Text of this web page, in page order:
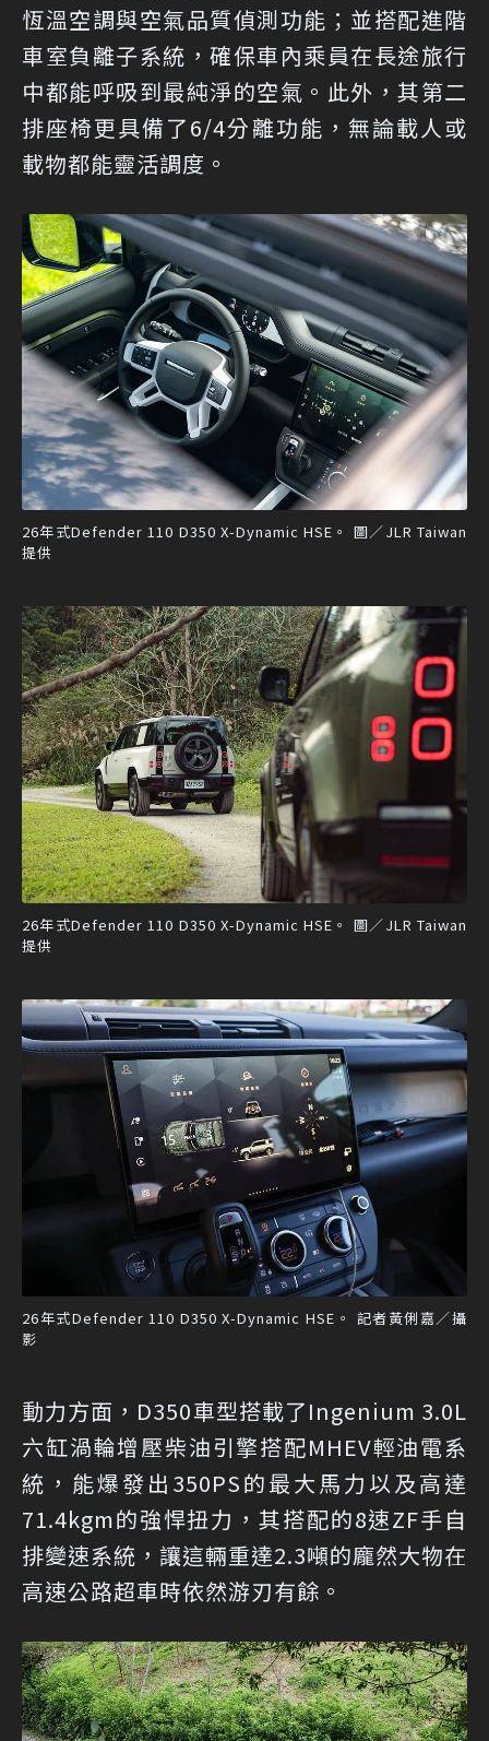
恆溫空調與空氣品質偵測功能；並搭配進階
車室負離子系統，確保車內乘員在長途旅行
中都能呼吸到最純淨的空氣。此外，其第二
排座椅更具備了6/4分離功能，無論載人或
載物都能靈活調度。
26年式Defender 110 D350 X-Dynamic HSE。 圖／JLR Taiwan
提供
26年式Defender 110 D350 X-Dynamic HSE。 圖／JLR Taiwan
提供
26年式Defender 110 D350 X-Dynamic HSE。 記者黃俐嘉／攝
影
動力方面，D350車型搭載了Ingenium 3.0L
六缸渦輪增壓柴油引擎搭配MHEV輕油電系
統，能爆發出350PS的最大馬力以及高達
71.4kgm的強悍扭力，其搭配的8速ZF手自
排變速系統，讓這輛重達2.3噸的龐然大物在
高速公路超車時依然游刃有餘。